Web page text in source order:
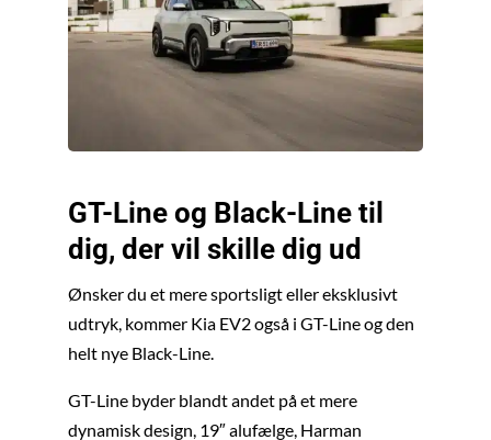
GT-Line og Black-Line til
dig, der vil skille dig ud
Ønsker du et mere sportsligt eller eksklusivt
udtryk, kommer Kia EV2 også i GT-Line og den
helt nye Black-Line.
GT-Line byder blandt andet på et mere
dynamisk design, 19″ alufælge, Harman